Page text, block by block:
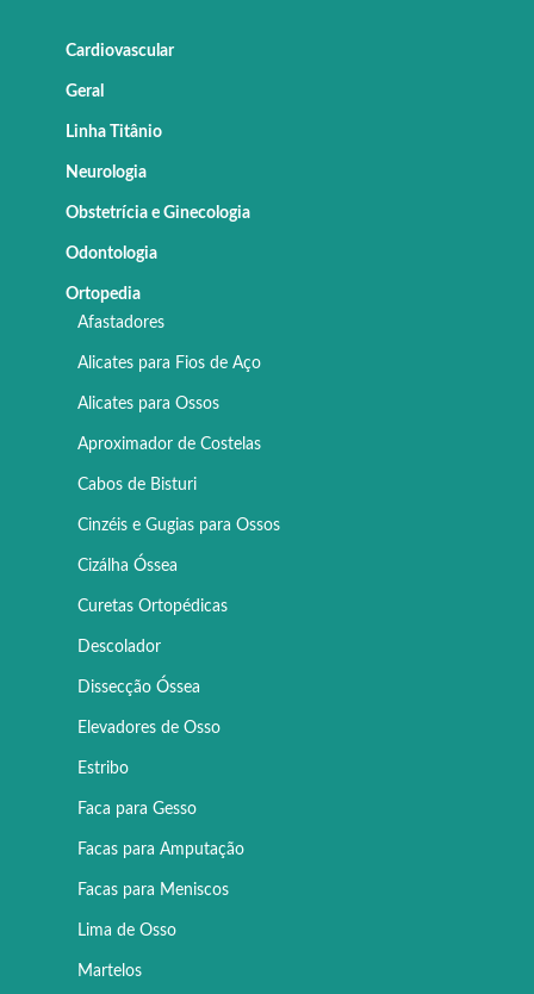
Cardiovascular
Geral
Linha Titânio
Neurologia
Obstetrícia e Ginecologia
Odontologia
Ortopedia
Afastadores
Alicates para Fios de Aço
Alicates para Ossos
Aproximador de Costelas
Cabos de Bisturi
Cinzéis e Gugias para Ossos
Cizálha Óssea
Curetas Ortopédicas
Descolador
Dissecção Óssea
Elevadores de Osso
Estribo
Faca para Gesso
Facas para Amputação
Facas para Meniscos
Lima de Osso
Martelos